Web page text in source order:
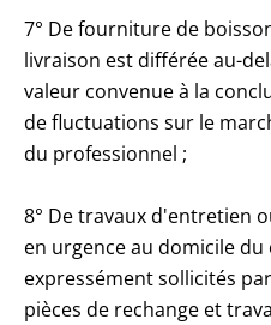
7° De fourniture de
livraison est différée au-
valeur convenue à la
de fluctuations sur le
du professionnel ;
8° De travaux d'entretien
en urgence au domicile
expressément sollicités
pièces de rechange et